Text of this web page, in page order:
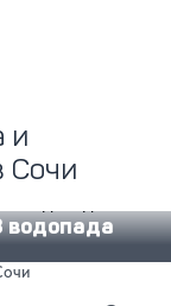
и
Сочи
водопада